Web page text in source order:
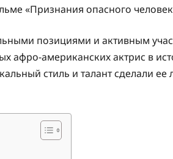
«Признания опасного
позициями и активным
афро-американских актрис в
стиль и талант сделали